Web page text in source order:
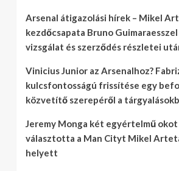
Arsenal átigazolási hírek – Mikel
kezdőcsapata Bruno
vizsgálat és szerződés részletei
Vinicius Junior az Arsenalhoz?
kulcsfontosságú frissítése egy
közvetítő szerepéről a
Jeremy Monga két egyértelmű
választotta a Man Cityt Mikel
helyett